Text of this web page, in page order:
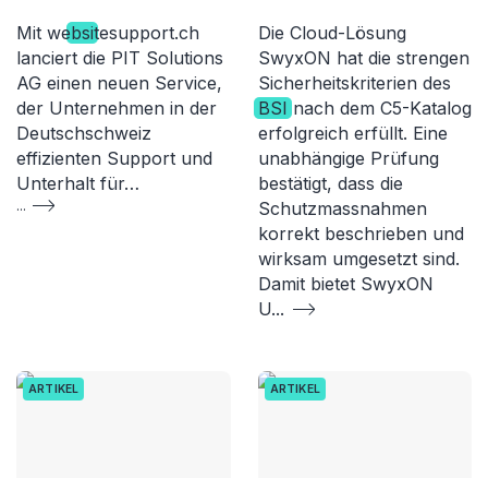
Mit websitesupport.ch
lanciert die PIT Solutions
AG einen neuen Service,
der Unternehmen in der
Deutschschweiz
effizienten Support und
Unterhalt für…
...
Die Cloud-Lösung
SwyxON hat die strengen
Sicherheitskriterien des
BSI nach dem C5-Katalog
erfolgreich erfüllt. Eine
unabhängige Prüfung
bestätigt, dass die
Schutzmassnahmen
korrekt beschrieben und
wirksam umgesetzt sind.
Damit bietet SwyxON
U...
ARTIKEL ARTIKEL